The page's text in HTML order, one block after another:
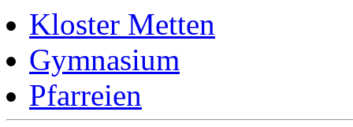
Kloster Metten
Gymnasium
Pfarreien